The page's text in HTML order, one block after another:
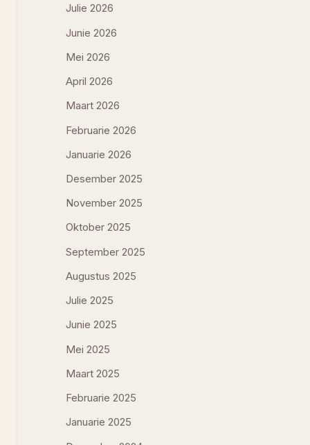
Julie 2026
Junie 2026
Mei 2026
April 2026
Maart 2026
Februarie 2026
Januarie 2026
Desember 2025
November 2025
Oktober 2025
September 2025
Augustus 2025
Julie 2025
Junie 2025
Mei 2025
Maart 2025
Februarie 2025
Januarie 2025